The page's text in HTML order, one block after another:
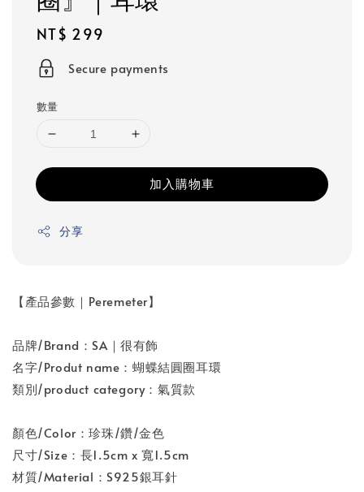
Regular
price
NT$ 299
Secure payments
數量
加入購物車
分享
【產品參數｜Peremeter】
品牌/Brand：SA｜很有飾
名字/Produt name：蝴蝶結圓圈耳環
類別/product category：氣質款
顏色/Color：珍珠/鑽/金色
尺寸/Size：長1.5cm x 寬1.5cm
材質/Material：S925銀耳針